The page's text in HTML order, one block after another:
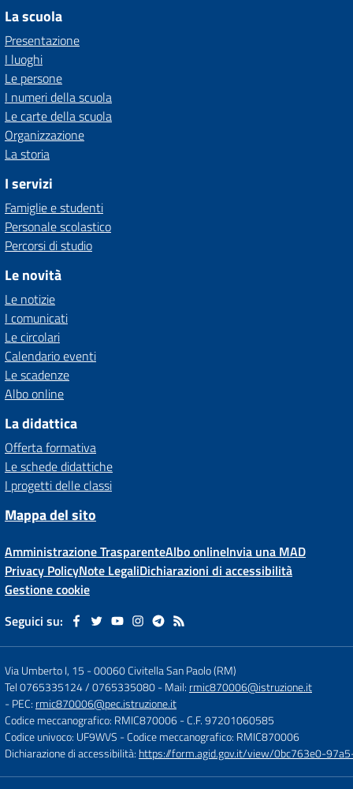
La scuola
Presentazione
I luoghi
Le persone
I numeri della scuola
Le carte della scuola
Organizzazione
La storia
I servizi
Famiglie e studenti
Personale scolastico
Percorsi di studio
Le novità
Le notizie
I comunicati
Le circolari
Calendario eventi
Le scadenze
Albo online
La didattica
Offerta formativa
Le schede didattiche
I progetti delle classi
Mappa del sito
Amministrazione TrasparenteAlbo onlineInvia una MAD
Privacy PolicyNote LegaliDichiarazioni di accessibilità
Gestione cookie
Seguici su:
Via Umberto I, 15 -00060 Civitella San Paolo (RM)
Tel 0765335124 / 0765335080- Mail: rmic870006@istruzione.it
- PEC: rmic870006@pec.istruzione.it
Codice meccanografico: RMIC870006- C.F. 97201060585
Codice univoco: UF9WVS - Codice meccanografico: RMIC870006
Dichiarazione di accessibilità: https://form.agid.gov.it/view/0bc763e0-